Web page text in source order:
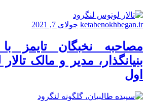
ketabenokhbegan.ir جولای 7, 2021
مصاحبه نخبگان تایمز
بنیانگذار، مدیر و مالک
اول